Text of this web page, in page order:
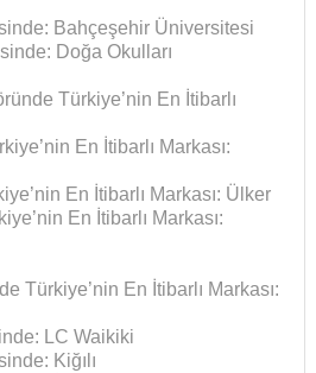
Bahçeşehir Üniversitesi
Doğa Okulları
Türkiye’nin En İtibarlı
En İtibarlı Markası:
En İtibarlı Markası: Ülker
En İtibarlı Markası:
Türkiye’nin En İtibarlı Markası:
LC Waikiki
Kiğılı